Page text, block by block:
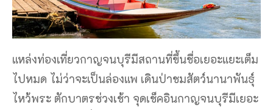
แหล่งท่องเที่ยวกาญจนบุรีมีสถานที่ขึ้นชื่อเยอะแยะเต็ม
ไปหมด ไม่ว่าจะเป็นล่องแพ เดินป่าชมสัตว์นานาพันธุ์
ไหว้พระ ตักบาตรช่วงเช้า จุดเช็คอินกาญจนบุรีมีเยอะ